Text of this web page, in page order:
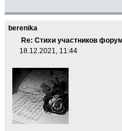
berenika
Re: Стихи участников
18.12.2021, 11:44